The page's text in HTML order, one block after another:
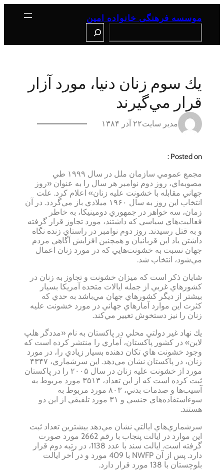
موسسه فرهنگی خانواده امین
يك سوم زنان دنيا، مورد آزار
قرار مي‌گيرند
مدیر سایت۲۲ آذر ۱۳۸۴
Posted on :
مجمع عمومي سازمان ملل در سال ۱۹۹۹ طي
مصوبه‌اي، روز دوم نوامبر هر سال را به عنوان «روز
جهاني مقابله با خشونت عليه زنان» اعلام كرد. علت
انتخاب اين روز به سال ۱۹۶۰ ميلادي باز مي‌گردد. در آن
زمان، سه خواهر در جمهوري دومينيكا، به خاطر
فعاليت‌هاي سياسي كه داشتند، مورد تجاوز قرار گرفته
و به قتل رسيدند. روز دوم نوامبر در راستاي زنده نگاه
داشتن ياد اين قربانيان و همچنين افزايش آگاهي مردم
جهان نسبت به خشونت‌هايي كه در مورد زنان اعمال
مي‌شود، انتخاب شد.
شايان ذكر است كه ميزان خشونت و تجاوز به زنان در
كشورهاي غربي از جمله ايالات متحده آمريكا بسيار
بيشتر از ديگر كشورهاي جهان مي‌باشد به حدي كه
كثرت اين موارد آمارهاي جهاني در مورد خشونت عليه
زنان را نيز دستخوش تغيير مي‌كند.
يك نهاد غير دولتي محلي در پاكستان به نام «مددگر هلپ
لاين» در كشور پاكستان، آماري را منتشر كرده است كه
وجود خشونت ‌هاي تكان دهنده بسيار زيادي را، در مورد
زنان، در پاكستان نشان مي‌دهد. اين سرشماري، ۴۳۴۷
مورد از خشونت عليه زنان در سال ۲۰۰۵ را در پاكستان
ثبت كرده است كه از اين تعداد، ۳۵۱۳ مورد مربوط به
آسيب‌ها و صدمات بدني، ۸۰۳ مورد مربوط به
سوءاستفاده‌هاي جنسي و ۳۱ مورد تلفيقي از اين دو
هستند.
سرشماري‌هاي ايالتي نشان مي‌دهد بيشترين تعداد ثبت
اين موارد در ايالت پنجاب با رقم 2662 مورد صورت
گرفته است. ايالت سند با عدد 1138، در رتبه دوم قرار
دارد. پس از آن NWFP با 409 مورد و در آخر ايالت
بلوچستان با 138 مورد قرار دارد.